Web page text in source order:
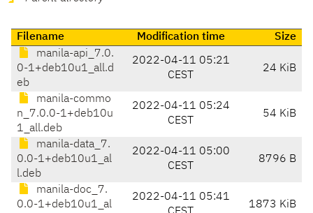
Filename Modification time
Size
manila-api_7.0.
0-1+deb10u1_all.d
eb
2022-04-11 05:21
CEST
24 KiB
manila-commo
n_7.0.0-1+deb10u
1_all.deb
2022-04-11 05:24
CEST
54 KiB
manila-data_7.
0.0-1+deb10u1_al
l.deb
2022-04-11 05:00
CEST
8796 B
manila-doc_7.
0.0-1+deb10u1_al
2022-04-11 05:41
1873 KiB